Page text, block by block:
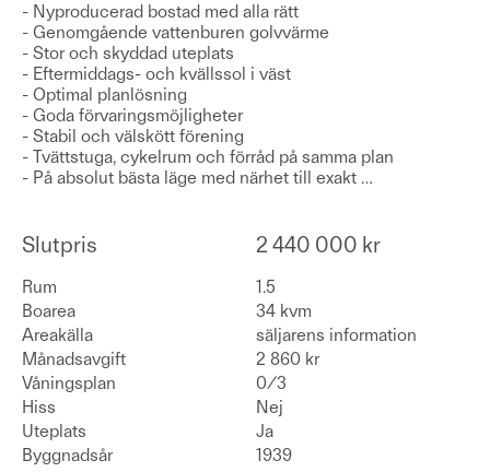
- Nyproducerad bostad med alla rätt
- Genomgående vattenburen golvvärme
- Stor och skyddad uteplats
- Eftermiddags- och kvällssol i väst
- Optimal planlösning
- Goda förvaringsmöjligheter
- Stabil och välskött förening
- Tvättstuga, cykelrum och förråd på samma plan
- På absolut bästa läge med närhet till exakt …
Slutpris 2 440 000 kr
Rum
1.5
Boarea
34 kvm
Areakälla
säljarens information
Månadsavgift
2 860 kr
Våningsplan
0/3
Hiss
Nej
Uteplats
Ja
Byggnadsår
1939